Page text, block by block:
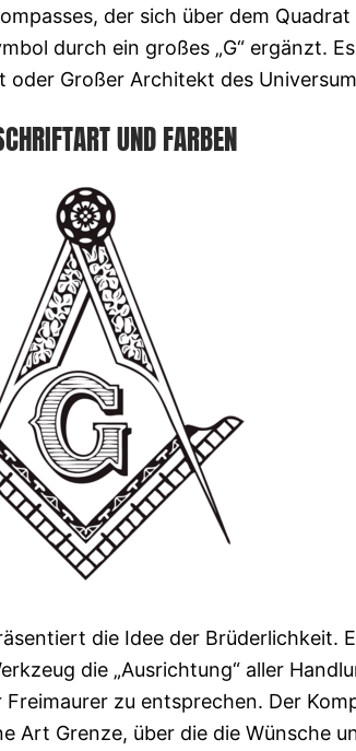
der sich über dem
durch ein großes „G“ ergänzt.
oder Großer Architekt des
UND FARBEN
die Idee der Brüderlichkeit.
die „Ausrichtung“ aller
zu entsprechen. Der
Art Grenze, über die die Wünsche